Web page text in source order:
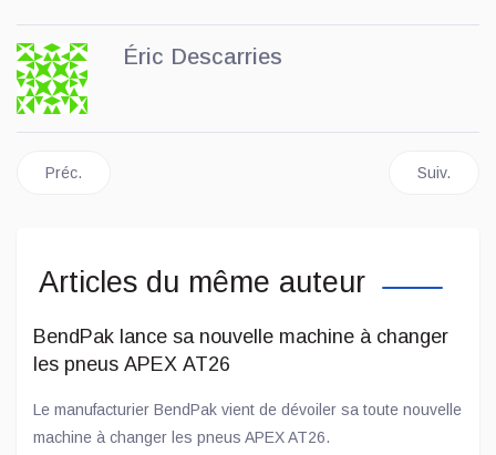
Éric Descarries
Article précédent : Automobile : les couleurs de 2026 entre
Préc. Article
Suiv.
Articles du même auteur
BendPak lance sa nouvelle machine à changer
les pneus APEX AT26
Le manufacturier BendPak vient de dévoiler sa toute nouvelle
machine à changer les pneus APEX AT26.